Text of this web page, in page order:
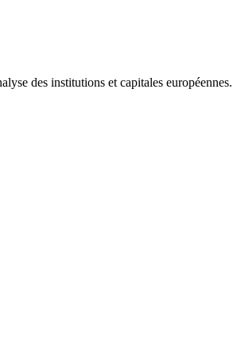
des institutions et capitales